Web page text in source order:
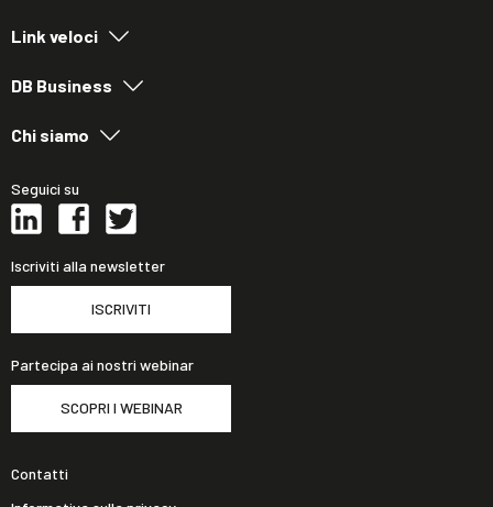
Link veloci
DB Business
Chi siamo
Seguici su
Iscriviti alla newsletter
ISCRIVITI
Partecipa ai nostri webinar
SCOPRI I WEBINAR
Contatti